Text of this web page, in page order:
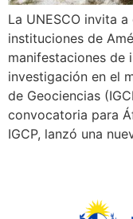
La UNESCO invita
instituciones de
manifestaciones de
investigación en el
de Geociencias
convocatoria para
IGCP, lanzó una